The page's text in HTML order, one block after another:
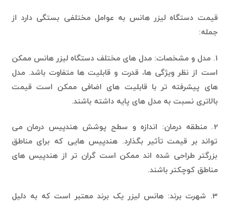
قیمت دستگاه لیزر هانس به عوامل مختلفی بستگی دارد از
جمله:
1. مدل و مشخصات: مدل های مختلف دستگاه لیزر هانس ممکن
است از نظر ویژگی ها، قدرت و قابلیت ها متفاوت باشد. مدل
های پیشرفته تر با قابلیت های اضافی ممکن است قیمت
بالاتری نسبت به مدل های پایه داشته باشند.
2. منطقه درمان: اندازه و سطح پوشش هندپیس درمان می
تواند بر قیمت تأثیر بگذارد. هندپیس هایی که برای مناطق
بزرگتر طراحی شده اند ممکن است گران تر از هندپیس های
مناطق کوچکتر باشند.
3. شهرت برند: هانس لیزر یک برند معتبر است که به دلیل